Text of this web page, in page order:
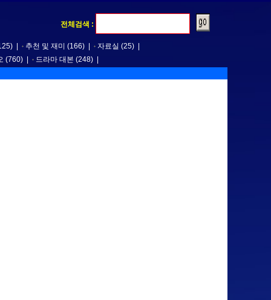
전체검색 :
추천 및 재미 (166) 자료실 (25)
(760) 드라마 대본 (248)